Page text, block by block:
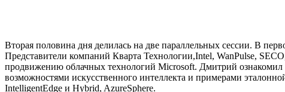
Вторая половина дня делилась на две параллельных сессии. В
Представители компаний Кварта Технологии,Intel, WanPulse,
продвижению облачных технологий Microsoft. Дмитрий ознакомил
возможностями искусственного интеллекта и примерами
IntelligentEdge и Hybrid, AzureSphere.